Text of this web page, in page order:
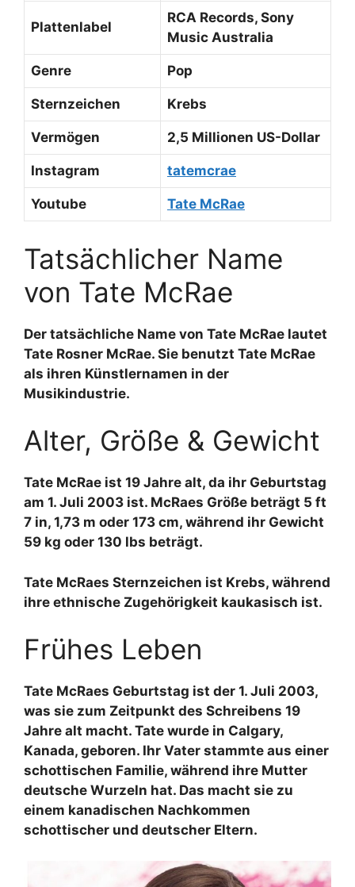
Plattenlabel
RCA Records, Sony
Music Australia
Genre Pop
Sternzeichen Krebs
Vermögen 2,5 Millionen US-Dollar
Instagram tatemcrae
Youtube Tate McRae
Tatsächlicher Name
von Tate McRae
Der tatsächliche Name von Tate McRae lautet
Tate Rosner McRae. Sie benutzt Tate McRae
als ihren Künstlernamen in der
Musikindustrie.
Alter, Größe & Gewicht
Tate McRae ist 19 Jahre alt, da ihr Geburtstag
am 1. Juli 2003 ist. McRaes Größe beträgt 5 ft
7 in, 1,73 m oder 173 cm, während ihr Gewicht
59 kg oder 130 lbs beträgt.
Tate McRaes Sternzeichen ist Krebs, während
ihre ethnische Zugehörigkeit kaukasisch ist.
Frühes Leben
Tate McRaes Geburtstag ist der 1. Juli 2003,
was sie zum Zeitpunkt des Schreibens 19
Jahre alt macht. Tate wurde in Calgary,
Kanada, geboren. Ihr Vater stammte aus einer
schottischen Familie, während ihre Mutter
deutsche Wurzeln hat. Das macht sie zu
einem kanadischen Nachkommen
schottischer und deutscher Eltern.